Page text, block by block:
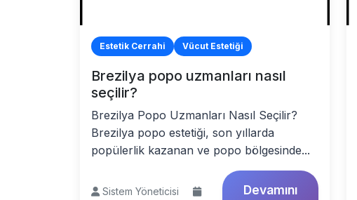
Estetik Cerrahi Vücut Estetiği
Brezilya popo uzmanları nasıl
seçilir?
Brezilya Popo Uzmanları Nasıl Seçilir?
Brezilya popo estetiği, son yıllarda
popülerlik kazanan ve popo bölgesinde...
Sistem Yöneticisi
Devamını